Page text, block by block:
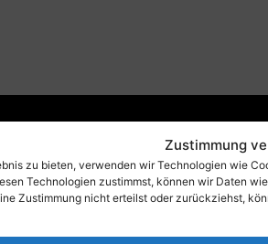
Zustimmung
zu bieten, verwenden wir Technologien wie
Technologien zustimmst, können wir Daten
Zustimmung nicht erteilst oder zurückziehst,
design